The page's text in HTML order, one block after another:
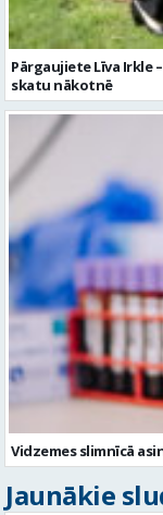
Pārgaujiete Līva Irkle
skatu nākotnē
Vidzemes slimnīcā
Jaunākie